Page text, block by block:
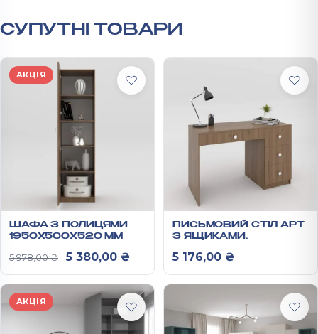
СУПУТНІ ТОВАРИ
АКЦІЯ
ШАФА З ПОЛИЦЯМИ
1950Х500Х520 ММ
5 978,00₴ Оригінальна ціна: 5 978,00 ₴.
5 380,00 ₴ Поточна ціна: 5 380,00 ₴.
ПИСЬМОВИЙ СТІЛ АРТ
З ЯЩИКАМИ
5 176,00 ₴
АКЦІЯ